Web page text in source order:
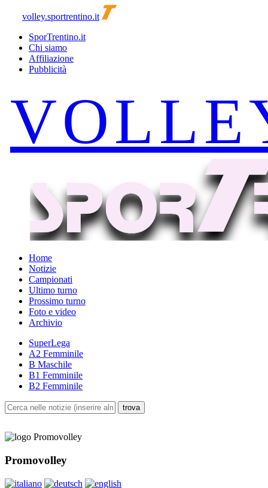
volley.sportrentino.it
SporTrentino.it
Chi siamo
Affiliazione
Pubblicità
Home
Notizie
Campionati
Ultimo turno
Prossimo turno
Foto e video
Archivio
SuperLega
A2 Femminile
B Maschile
B1 Femminile
B2 Femminile
Promovolley